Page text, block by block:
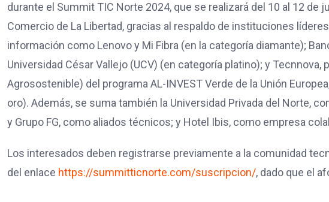
durante el Summit TIC Norte 2024, que se realizará del 10 al 12 de
Comercio de La Libertad, gracias al respaldo de instituciones
información como Lenovo y Mi Fibra (en la categoría diamante);
Universidad César Vallejo (UCV) (en categoría platino); y Tecnnova,
Agrosostenible) del programa AL-INVEST Verde de la Unión
oro). Además, se suma también la Universidad Privada del Norte,
y Grupo FG, como aliados técnicos; y Hotel Ibis, como empresa
Los interesados deben registrarse previamente a la comunidad
del enlace https://summitticnorte.com/suscripcion/, dado que el